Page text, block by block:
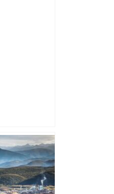
les 2 sens